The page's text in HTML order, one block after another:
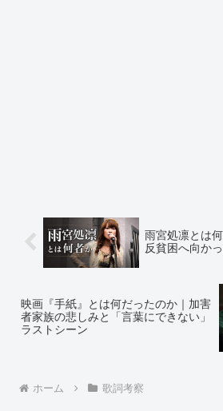
雨宮処凛とは
反貧困へ向か
映画『手紙』とは何だったのか｜加害
者家族の悲しみと「言葉にできない」
ラストシーン
ホーム 歌詞考察